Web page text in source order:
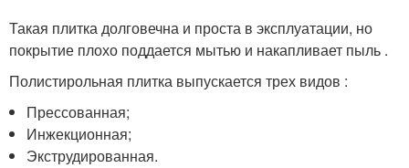
Такая плитка долговечна и проста в эксплуатации, но
покрытие плохо поддается мытью и накапливает пыль .
Полистирольная плитка выпускается трех видов :
Прессованная;
Инжекционная;
Экструдированная.